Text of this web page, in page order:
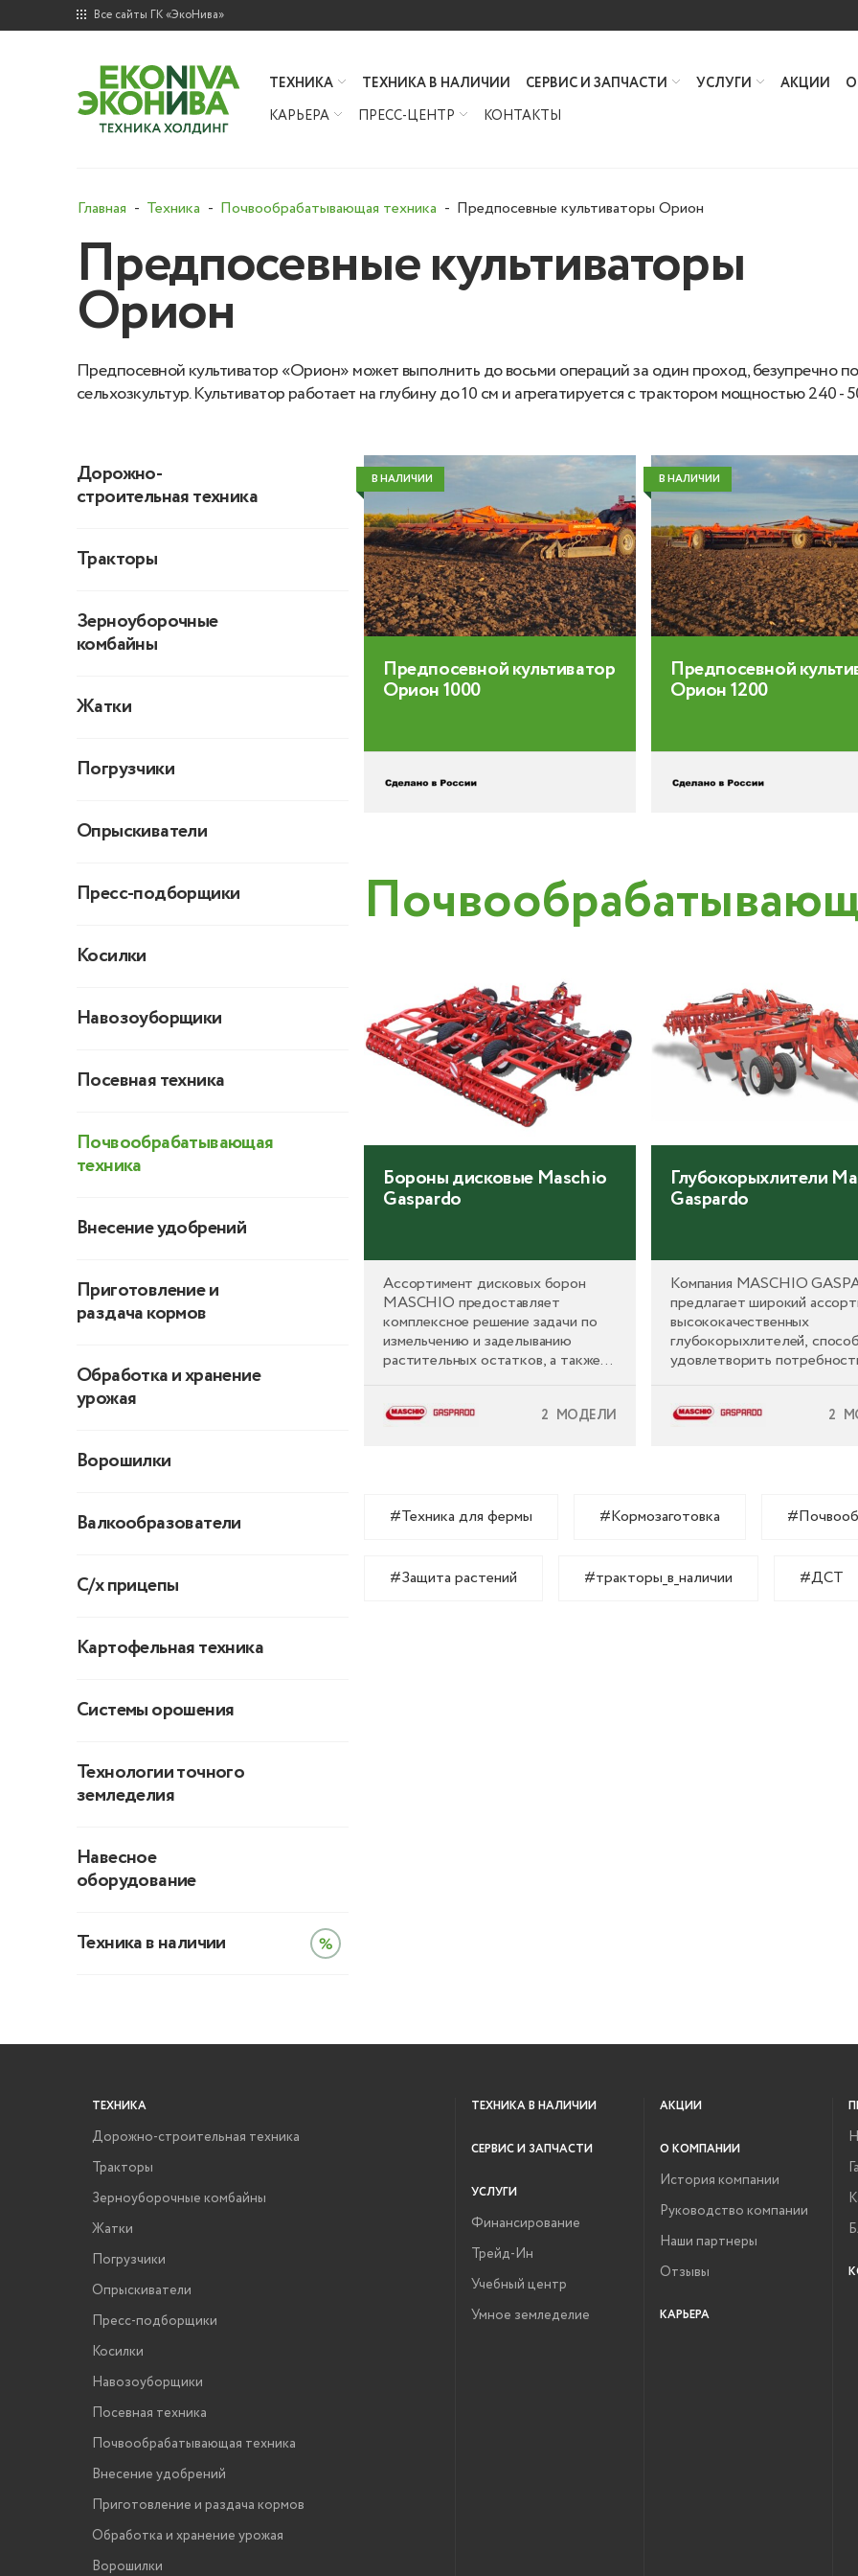
Все сайты ГК «ЭкоНива»
ТЕХНИКА ТЕХНИКА В НАЛИЧИИ СЕРВИС И ЗАПЧАСТИ УСЛУГИ АКЦИИ
КАРЬЕРА
ПРЕСС-ЦЕНТР КОНТАКТЫ
Главная Техника Почвообрабатывающая техника Предпосевные культиваторы Орион
Предпосевные культиваторы
Орион
Предпосевной культиватор «Орион» может выполнить до восьми операций за один проход, безупречно
сельхозкультур. Культиватор работает на глубину до 10 см и агрегатируется с трактором мощностью 240 -
Дорожно-
строительная техника
Тракторы
Зерноуборочные
комбайны
Жатки
Погрузчики
Опрыскиватели
Пресс-подборщики
Косилки
Навозоуборщики
Посевная техника
Почвообрабатывающая
техника
Внесение удобрений
Приготовление и
раздача кормов
Обработка и хранение
урожая
Ворошилки
Валкообразователи
С/х прицепы
Картофельная техника
Системы орошения
Технологии точного
земледелия
Навесное
оборудование
Техника в наличии
Предпосевной культиватор
Орион 1000
В НАЛИЧИИ
Предпосевной
Орион 1200
В НАЛИЧИИ
Культиваторы Сириус
Многофункциональный
культиватор объединяет в себе
преимущество дисковой бороны и
Бороны дисковые Maschio
Gaspardo
Ассортимент дисковых борон
MASCHIO предоставляет
комплексное решение задачи по
измельчению и заделыванию
растительных остатков, а также
2 МОДЕЛИ
Глубокорыхлители
Gaspardo
Компания MASCHIO
предлагает широкий
высококачественных
глубокорыхлителей,
удовлетворить
захвата подходит для 2
#Техника для фермы #Кормозаготовка
#Защита растений #тракторы_в_наличии #ДСТ
ТЕХНИКА
Дорожно-строительная техника
Тракторы
Зерноуборочные комбайны
Жатки
Погрузчики
Опрыскиватели
Пресс-подборщики
Косилки
Навозоуборщики
Посевная техника
Почвообрабатывающая техника
Внесение удобрений
Приготовление и раздача кормов
Обработка и хранение урожая
Ворошилки
ТЕХНИКА В НАЛИЧИИ
СЕРВИС И ЗАПЧАСТИ
УСЛУГИ
Финансирование
Трейд-Ин
Учебный центр
Умное земледелие
АКЦИИ
О КОМПАНИИ
История компании
Руководство компании
Наши партнеры
Отзывы
КАРЬЕРА